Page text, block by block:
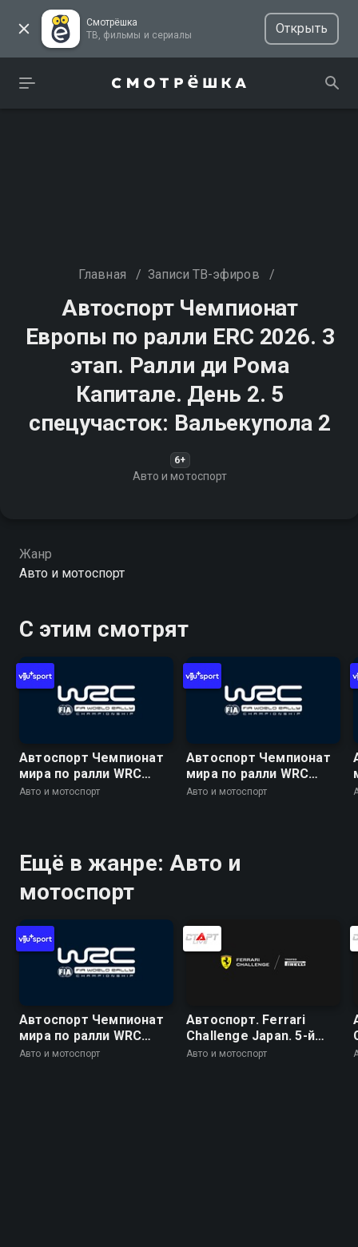
Смотрёшка
ТВ, фильмы и сериалы
Открыть
Главная / Записи ТВ-эфиров /
Автоспорт Чемпионат
Европы по ралли ERC 2026. 3
этап. Ралли ди Рома
Капитале. День 2. 5
спецучасток: Вальекупола 2
6+
Авто и мотоспорт
Жанр
Авто и мотоспорт
С этим смотрят
Автоспорт Чемпионат
мира по ралли WRC
2026. 10 этап. Ралли
Авто и мотоспорт
Автоспорт Чемпионат
мира по ралли WRC
2026. 10 этап. Ралли
Авто и мотоспорт
Ещё в жанре: Авто и
мотоспорт
Автоспорт Чемпионат
мира по ралли WRC
2026. 10 этап. Ралли
Авто и мотоспорт
Автоспорт. Ferrari
Challenge Japan. 5-й
этап. Сузука. Trofeo
Авто и мотоспорт